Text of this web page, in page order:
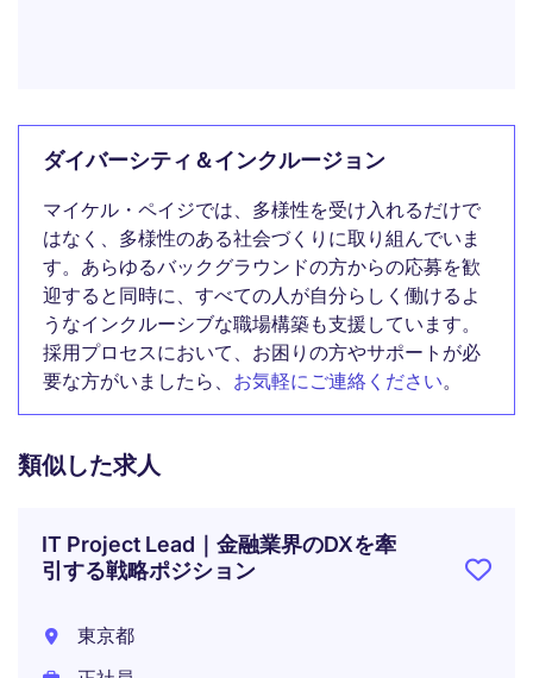
ダイバーシティ＆インクルージョン
マイケル・ペイジでは、多様性を受け入れるだけで
はなく、多様性のある社会づくりに取り組んでいま
す。あらゆるバックグラウンドの方からの応募を歓
迎すると同時に、すべての人が自分らしく働けるよ
うなインクルーシブな職場構築も支援しています。
採用プロセスにおいて、お困りの方やサポートが必
要な方がいましたら、 お気軽にご連絡ください。
類似した求人
IT Project Lead｜金融業界のDXを牽
引する戦略ポジション
東京都